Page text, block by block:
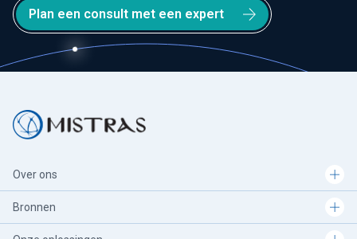
Plan een consult met een expert
Over ons
Bronnen